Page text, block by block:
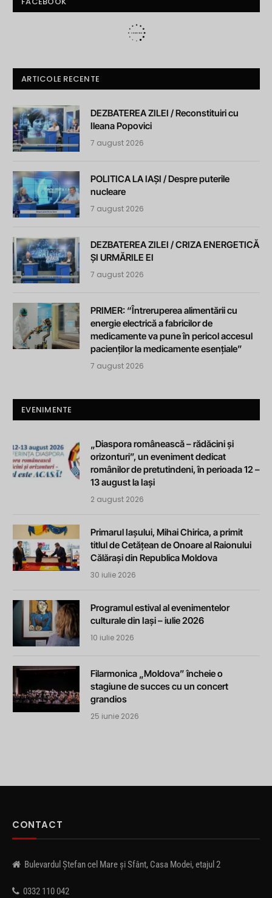
ARTICOLE RECENTE
DEZBATEREA ZILEI / Reconstituiri cu
Ileana Popovici
7 august 2026
POLITICA LA IAȘI / Despre puterile
nucleare
7 august 2026
DEZBATEREA ZILEI / CRIZA ENERGETICĂ
ȘI URMĂRILE EI
7 august 2026
PRIMER: “Întreruperea alimentării cu
energie electrică a fabricilor de
medicamente va pune în pericol accesul
pacienților la medicamente esențiale”
7 august 2026
EVENIMENTE
„Diaspora românească – rădăcini și
orizonturi”, un eveniment dedicat
românilor de pretutindeni, în perioada 12 –
13 august la Iași
2 august 2026
Primarul Iașului, Mihai Chirica, a primit
titlul de Cetățean de Onoare al Raionului
Călărași din Republica Moldova
30 iulie 2026
Programul estival al evenimentelor
culturale din Iași – iulie 2026
10 iulie 2026
Filarmonica „Moldova” încheie o
stagiune de succes cu un concert
grandios
25 iunie 2026
CONTACT
Bulevardul Ștefan cel Mare și Sfânt, Casa Modei, etajul 2
0332 110 042